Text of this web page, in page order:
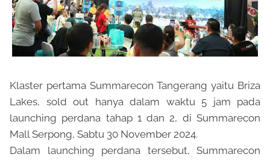
Klaster pertama Summarecon Tangerang yaitu Briza
Lakes, sold out hanya dalam waktu 5 jam pada
launching perdana tahap 1 dan 2, di Summarecon
Mall Serpong, Sabtu 30 November 2024.
Dalam launching perdana tersebut, Summarecon